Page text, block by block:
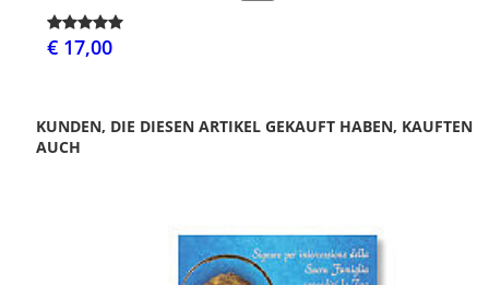
€ 17,00
KUNDEN, DIE DIESEN ARTIKEL GEKAUFT HABEN, KAUFTEN
AUCH